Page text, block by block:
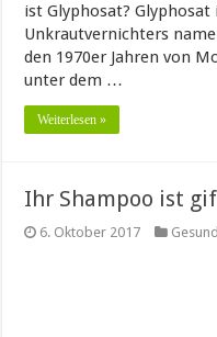
ist Glyphosat?
Unkrautvernichters
den 1970er Jahren von
unter dem …
Weiterlesen »
Ihr Shampoo ist
6. Oktober 2017